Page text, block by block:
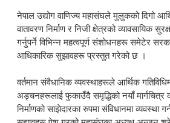
नेपाल उद्योग वाणिज्य महासंघले मुलुकको दिगो
वातावरण निर्माण र निजी क्षेत्रको व्यावसायिक
गर्नुपर्ने विभिन्न महत्वपूर्ण संशोधनहरू समेटेर
आधिकारिक सुझावहरू प्रस्तुत गरेको छ ।
वर्तमान संवैधानिक व्यवस्थाहरूले आर्थिक
अड्चनहरूलाई फुकाउँदै समृद्धिको नयाँ मार्गचित्र
निर्माणको साझेदारका रुपमा संविधानमा व्यवस्था